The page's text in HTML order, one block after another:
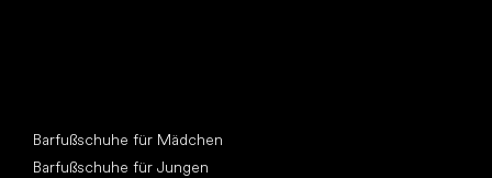
Barfußschuhe für Mädchen
Barfußschuhe für Jungen